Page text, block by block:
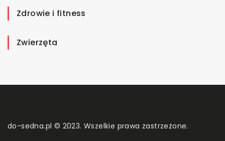
Zdrowie i fitness
Zwierzęta
do-sedna.pl © 2023. Wszelkie prawa zastrzeżone.